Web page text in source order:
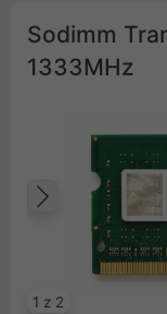
Sodimm
1333MHz
1 z 2